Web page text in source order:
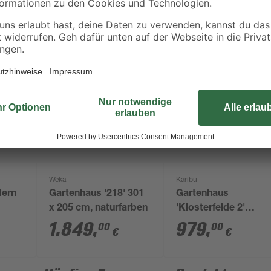
x
Weka
Gartenhaus '218' 301
x 205 cm, naturfarben
1.849,00 €
Karibu
Gartenhaus
'Klosterfelde 2'
naturbelassen 200 x
230 x 232 cm
979,00 €